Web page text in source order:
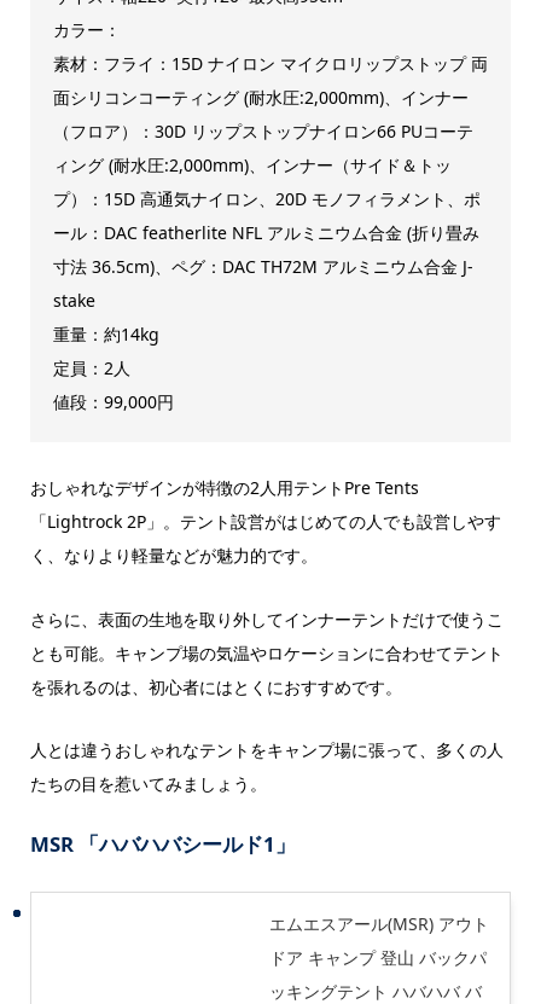
カラー：
素材：フライ：15D ナイロン マイクロリップストップ 両
面シリコンコーティング (耐水圧:2,000mm)、インナー
（フロア）：30D リップストップナイロン66 PUコーテ
ィング (耐水圧:2,000mm)、インナー（サイド＆トッ
プ）：15D 高通気ナイロン、20D モノフィラメント、ポ
ール：DAC featherlite NFL アルミニウム合金 (折り畳み
寸法 36.5cm)、ペグ：DAC TH72M アルミニウム合金 J-
stake
重量：約14kg
定員：2人
値段：99,000円
おしゃれなデザインが特徴の2人用テントPre Tents
「Lightrock 2P」。テント設営がはじめての人でも設営しやす
く、なりより軽量などが魅力的です。
さらに、表面の生地を取り外してインナーテントだけで使うこ
とも可能。キャンプ場の気温やロケーションに合わせてテント
を張れるのは、初心者にはとくにおすすめです。
人とは違うおしゃれなテントをキャンプ場に張って、多くの人
たちの目を惹いてみましょう。
MSR 「ハバハバシールド1」
エムエスアール(MSR) アウト
ドア キャンプ 登山 バックパ
ッキングテント ハバハバ バ